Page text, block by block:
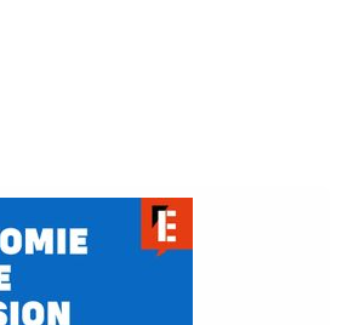
:Charlotte Baris
: